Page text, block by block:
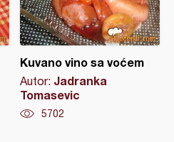
Kuvano vino sa voćem
Autor: Jadranka
Tomasevic
5702